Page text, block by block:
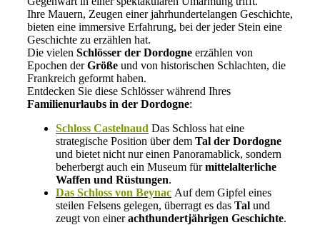
Ihre Mauern, Zeugen einer jahrhundertelangen Geschichte,
bieten eine immersive Erfahrung, bei der jeder Stein eine
Geschichte zu erzählen hat.
Die vielen Schlösser der Dordogne erzählen von
Epochen derGröße und von historischen Schlachten, die
Frankreich geformt haben.
Entdecken Sie diese Schlösser während Ihres
Familienurlaubs in der Dordogne:
Schloss Castelnaud Das Schloss hat eine
strategische Position über dem Tal der Dordogne
und bietet nicht nur einen Panoramablick, sondern
beherbergt auch ein Museum fürmittelalterliche
Waffen und Rüstungen.
Das Schloss von Beynac Auf dem Gipfel eines
steilen Felsens gelegen, überragt es das Tal und
zeugt von einerachthundertjährigen Geschichte.